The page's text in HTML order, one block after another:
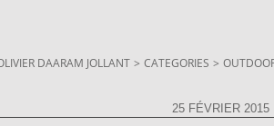
DAARAM JOLLANT > CATEGORIES >
25 FÉVRIER 2015